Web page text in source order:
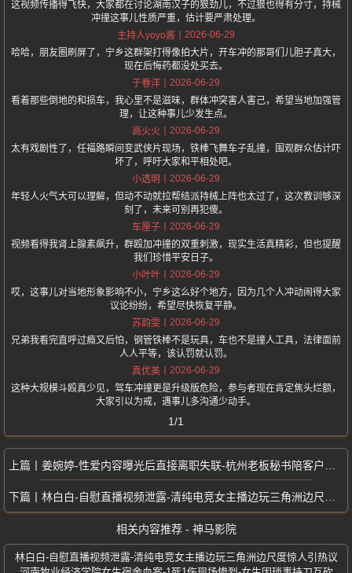
这视频传播得飞快，大家都在讨论湖南汉子的狠劲儿，不过狠也得有分寸，持械
冲撞这事儿性质严重，估计要严肃处理。
主持人yoyo酱
2026-06-29
哈哈，朋友圈刷屏了，宁乡这群架打得像拍大片，开车冲的那哥们儿胆子真大，
现在后悔药都没处买去。
于春洋
2026-06-29
看着那些倒地的和损车，我心里不是滋味，群体冲突害人害己，希望当地加强管
理，让这种事儿少发生点。
高火火
2026-06-29
太有戏剧性了，任福路瞬间变武侠片现场，铁棒飞舞车子乱撞，围观群众估计吓
坏了，呼吁大家和平相处吧。
小透明
2026-06-29
年轻人火气大可以理解，但动不动就拉帮结派持械上阵也太过了，这次教训够深
刻了，未来可别再犯傻。
车厘子
2026-06-29
视频看得我肾上腺素飙升，群殴加冲撞的双重刺激，现实生活真精彩，但也提醒
我们珍惜平安日子。
小叶叶
2026-06-29
哎，这事儿对当地形象影响不小，宁乡这么好个地方，因为几个人冲动闹得大家
议论纷纷，希望尽快恢复平静。
苏韵雯
2026-06-29
兄弟我看完直呼过瘾又后怕，钢管铁棒不是玩具，车也不是撞人工具，法律面前
人人平等，该认罚就认罚。
真优美
2026-06-29
这种大规模斗殴真少见，驾车冲撞更是升级版危险，参与者现在肯定焦头烂额，
大家引以为戒，遇事儿多沟通少动手。
1/1
姜婉婷-性爱内容曝光后直接离职失联-杭州老板秘书陪客户后视频泄露
林白白-自慰直播视频泄露-清纯电竞女主播边玩三角洲边尺度惊人引热议
相关内容推荐 - 神马影院
林白白-自慰直播视频泄露-清纯电竞女主播边玩三角洲边尺度惊人引热议